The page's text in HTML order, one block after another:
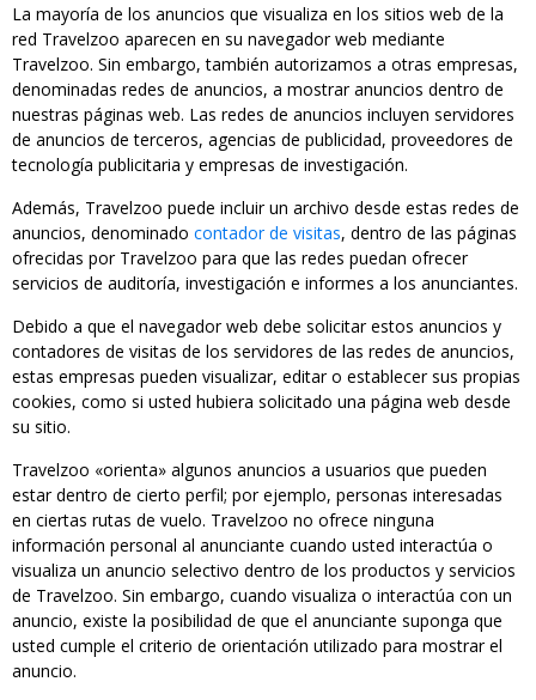
La mayoría de los anuncios que visualiza en los sitios web de la
red Travelzoo aparecen en su navegador web mediante
Travelzoo. Sin embargo, también autorizamos a otras empresas,
denominadas redes de anuncios, a mostrar anuncios dentro de
nuestras páginas web. Las redes de anuncios incluyen servidores
de anuncios de terceros, agencias de publicidad, proveedores de
tecnología publicitaria y empresas de investigación.
Además, Travelzoo puede incluir un archivo desde estas redes de
anuncios, denominado contador de visitas, dentro de las páginas
ofrecidas por Travelzoo para que las redes puedan ofrecer
servicios de auditoría, investigación e informes a los anunciantes.
Debido a que el navegador web debe solicitar estos anuncios y
contadores de visitas de los servidores de las redes de anuncios,
estas empresas pueden visualizar, editar o establecer sus propias
cookies, como si usted hubiera solicitado una página web desde
su sitio.
Travelzoo «orienta» algunos anuncios a usuarios que pueden
estar dentro de cierto perfil; por ejemplo, personas interesadas
en ciertas rutas de vuelo. Travelzoo no ofrece ninguna
información personal al anunciante cuando usted interactúa o
visualiza un anuncio selectivo dentro de los productos y servicios
de Travelzoo. Sin embargo, cuando visualiza o interactúa con un
anuncio, existe la posibilidad de que el anunciante suponga que
usted cumple el criterio de orientación utilizado para mostrar el
anuncio.